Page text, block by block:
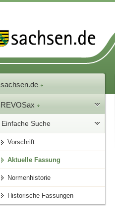
sachsen.de
REVOSax
Einfache Suche
Vorschrift
Aktuelle Fassung
Normenhistorie
Historische Fassungen